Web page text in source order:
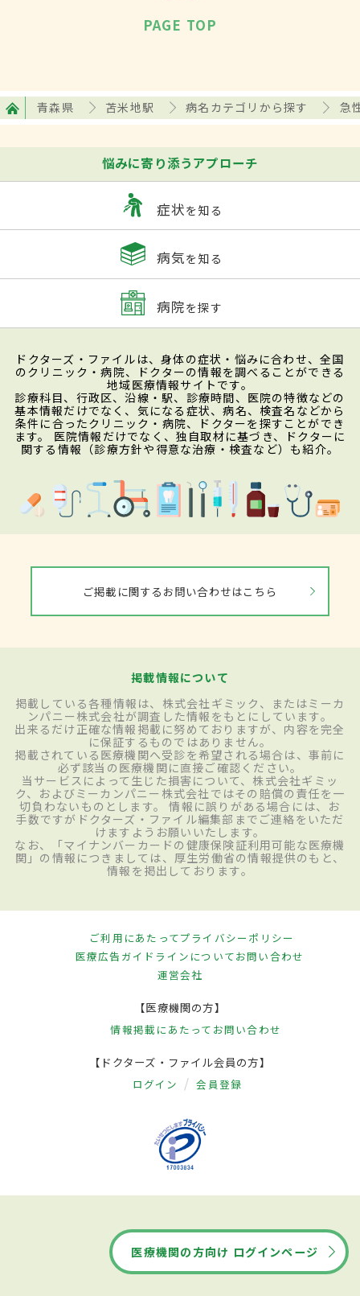
PAGE TOP
青森県 苫米地駅 病名カテゴリから探す 急
悩みに寄り添うアプローチ
症状を知る
病気を知る
病院を探す
ドクターズ・ファイルは、身体の症状・悩みに合わせ、全国
のクリニック・病院、ドクターの情報を調べることができる
地域医療情報サイトです。
診療科目、行政区、沿線・駅、診療時間、医院の特徴などの
基本情報だけでなく、気になる症状、病名、検査名などから
条件に合ったクリニック・病院、ドクターを探すことができ
ます。 医院情報だけでなく、独自取材に基づき、ドクターに
関する情報（診療方針や得意な治療・検査など）も紹介。
ご掲載に関するお問い合わせはこちら
掲載情報について
掲載している各種情報は、株式会社ギミック、またはミーカ
ンパニー株式会社が調査した情報をもとにしています。
出来るだけ正確な情報掲載に努めておりますが、内容を完全
に保証するものではありません。
掲載されている医療機関へ受診を希望される場合は、事前に
必ず該当の医療機関に直接ご確認ください。
当サービスによって生じた損害について、株式会社ギミッ
ク、およびミーカンパニー株式会社ではその賠償の責任を一
切負わないものとします。 情報に誤りがある場合には、お
手数ですがドクターズ・ファイル編集部までご連絡をいただ
けますようお願いいたします。
なお、「マイナンバーカードの健康保険証利用可能な医療機
関」の情報につきましては、厚生労働省の情報提供のもと、
情報を掲出しております。
ご利用にあたってプライバシーポリシー
医療広告ガイドラインについてお問い合わせ
運営会社
【医療機関の方】
情報掲載にあたって お問い合わせ
【ドクターズ・ファイル会員の方】
ログイン 会員登録
医療機関の方向け ログインページ